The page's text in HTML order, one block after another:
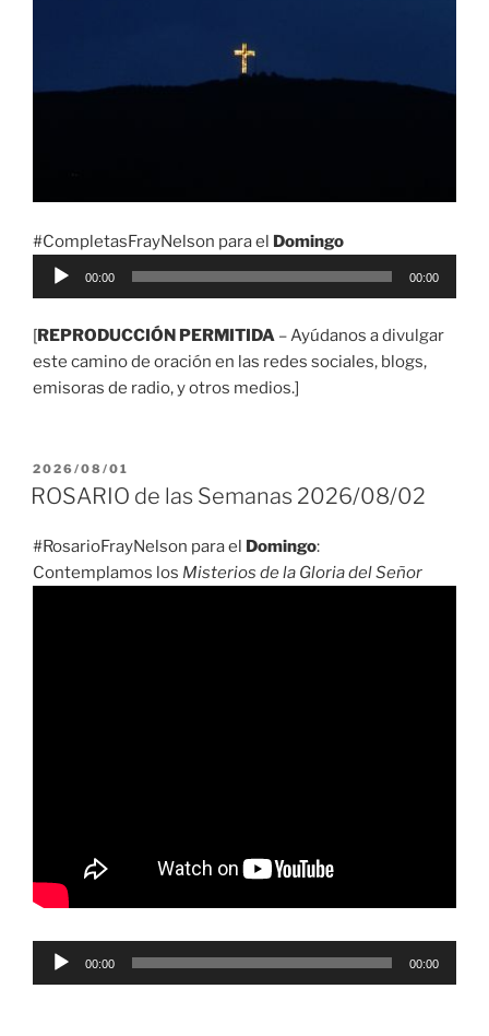
#CompletasFrayNelson para el Domingo
Reproductor
00:00 00:00
[REPRODUCCIÓN PERMITIDA – Ayúdanos a divulgar
este camino de oración en las redes sociales, blogs,
emisoras de radio, y otros medios.]
PUBLICADO
EL
2026/08/01
ROSARIO de las Semanas 2026/08/02
#RosarioFrayNelson para el Domingo:
Contemplamos los Misterios de la Gloria del Señor
Reproductor
00:00 00:00